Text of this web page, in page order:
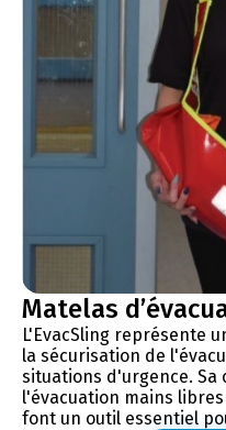
Matelas
L'EvacSling représente
la sécurisation de
situations d'urgence.
l'évacuation mains
font un outil essentiel